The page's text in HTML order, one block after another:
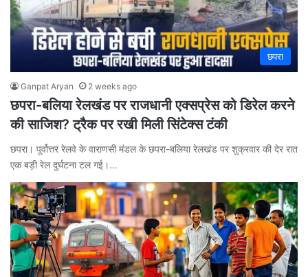
छपरा
Ganpat Aryan 2 weeks ago
छपरा-बलिया रेलखंड पर राजधानी एक्सप्रेस को डिरेल करने
की साजिश? ट्रैक पर रखी मिली सिंटेक्स टंकी
छपरा। पूर्वोत्तर रेलवे के वाराणसी मंडल के छपरा-बलिया रेलखंड पर शुक्रवार की देर रात
एक बड़ी रेल दुर्घटना टल गई।…